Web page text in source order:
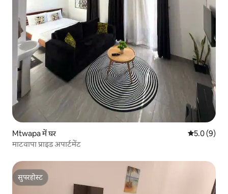
Mtwapa में घर औसत रेटिंग 5
5.0 (9)
माटवापा प्राइड अपार्टमेंट
सुपरहोस्ट
सुपरहोस्ट